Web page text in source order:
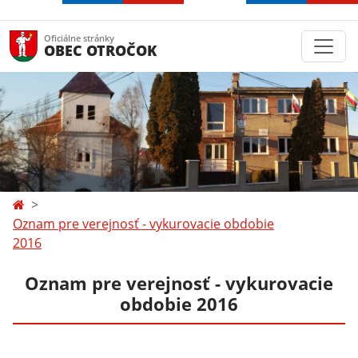
Oficiálne stránky
OBEC OTROČOK
Oznam pre verejnosť - vykurovacie obdobie
2016
Oznam pre verejnosť - vykurovacie
obdobie 2016